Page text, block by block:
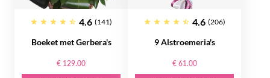
4.6 (141)
Boeket met Gerbera's
€ 129.00
4.6 (206)
9 Alstroemeria's
€ 61.00